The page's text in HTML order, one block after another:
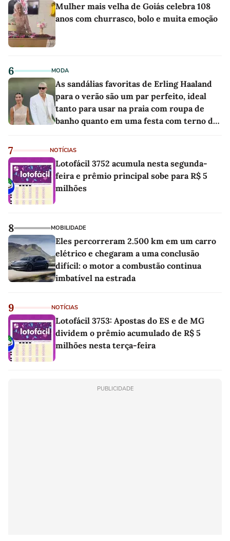
Mulher mais velha de Goiás celebra 108
anos com churrasco, bolo e muita emoção
6 MODA
As sandálias favoritas de Erling Haaland
para o verão são um par perfeito, ideal
tanto para usar na praia com roupa de
banho quanto em uma festa com terno de
7 NOTÍCIAS
Lotofácil 3752 acumula nesta segunda-
feira e prêmio principal sobe para R$ 5
milhões
8 MOBILIDADE
Eles percorreram 2.500 km em um carro
elétrico e chegaram a uma conclusão
difícil: o motor a combustão continua
imbatível na estrada
9 NOTÍCIAS
Lotofácil 3753: Apostas do ES e de MG
dividem o prêmio acumulado de R$ 5
milhões nesta terça-feira
PUBLICIDADE